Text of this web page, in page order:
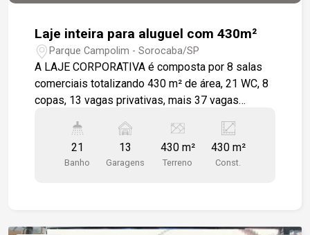
Laje inteira para aluguel com 430m²
Parque Campolim - Sorocaba/SP
A LAJE CORPORATIVA é composta por 8 salas
comerciais totalizando 430 m² de área, 21 WC, 8
copas, 13 vagas privativas, mais 37 vagas
condomínio tem para locação. O PAVIMENTO
CORPORATIVO possui piso de porcelanato, ar-
condicionado split instalado em todas as salas,
21
Banho
13
Garagens
430 m²
Terreno
430 m²
Const.